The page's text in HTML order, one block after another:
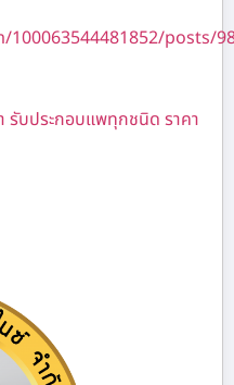
posts/
บประกอบแพทุกชนิด ราคา